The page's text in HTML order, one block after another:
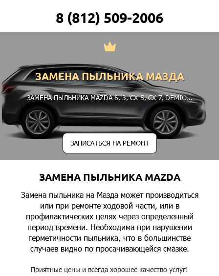
8 (812) 509-2006
ЗАМЕНА ПЫЛЬНИКА МАЗДА
ЗАМЕНА ПЫЛЬНИКА MAZDA6,3,CX-5,CX-7,DEMIO...
ЗАПИСАТЬСЯ НА РЕМОНТ
ЗАМЕНА ПЫЛЬНИКА MAZDA
Замена пыльника на Мазда может производиться
или при ремонте ходовой части, или в
профилактических целях через определенный
период времени. Необходима при нарушении
герметичности пыльника, что в большинстве
случаев видно по просачивающейся смазке.
Приятные цены и всегда хорошее качество услуг!